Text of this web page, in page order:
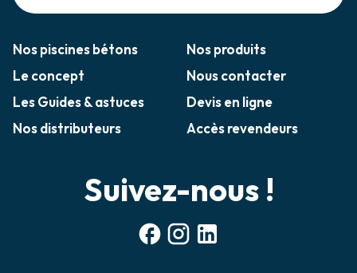
Nos piscines bétons
Nos produits
Le concept
Les Guides & astuces
Nos distributeurs
Nous contacter
Devis en ligne
Accès revendeurs
Suivez-nous !